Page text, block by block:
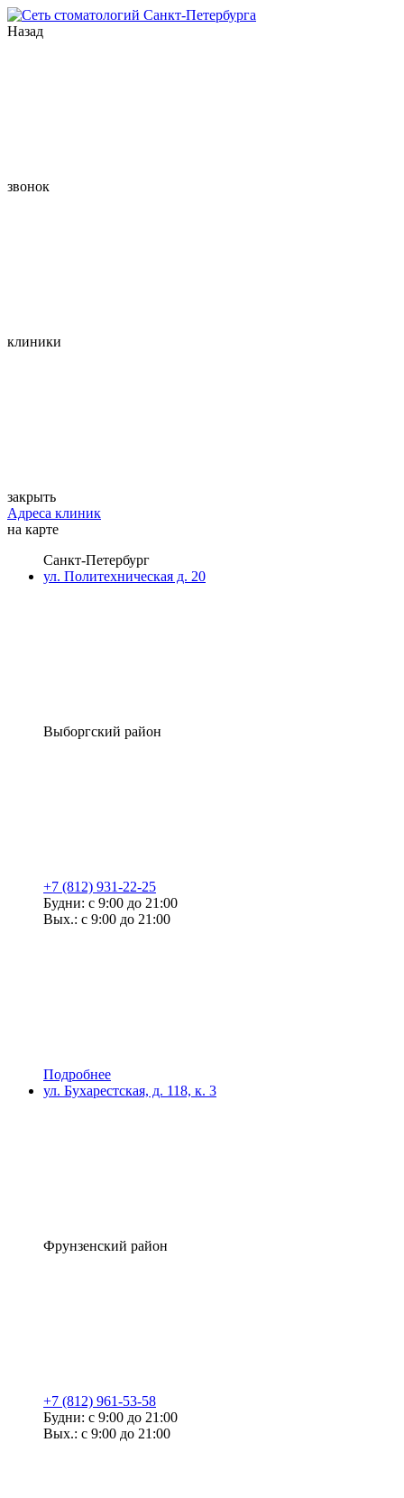
Назад
звонок
клиники
закрыть
Адреса клиник
на карте
Санкт-Петербург
ул. Политехническая д. 20
Выборгский район
+7 (812) 931-22-25
Будни: с 9:00 до 21:00
Вых.: с 9:00 до 21:00
Подробнее
ул. Бухарестская, д. 118, к. 3
Фрунзенский район
+7 (812) 961-53-58
Будни: с 9:00 до 21:00
Вых.: с 9:00 до 21:00